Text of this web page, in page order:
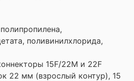
поливинилхлорида,
15F/22M и 22F
22 мм (взрослый контур), 15